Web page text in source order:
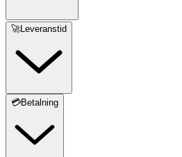
🚀Leveranstid
💳Betalning